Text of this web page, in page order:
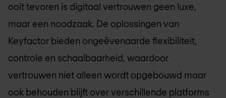
ooit tevoren is digitaal vertrouwen geen luxe,
maar een noodzaak. De oplossingen van
Keyfactor bieden ongeëvenaarde flexibiliteit,
controle en schaalbaarheid, waardoor
vertrouwen niet alleen wordt opgebouwd maar
ook behouden blijft over verschillende platforms